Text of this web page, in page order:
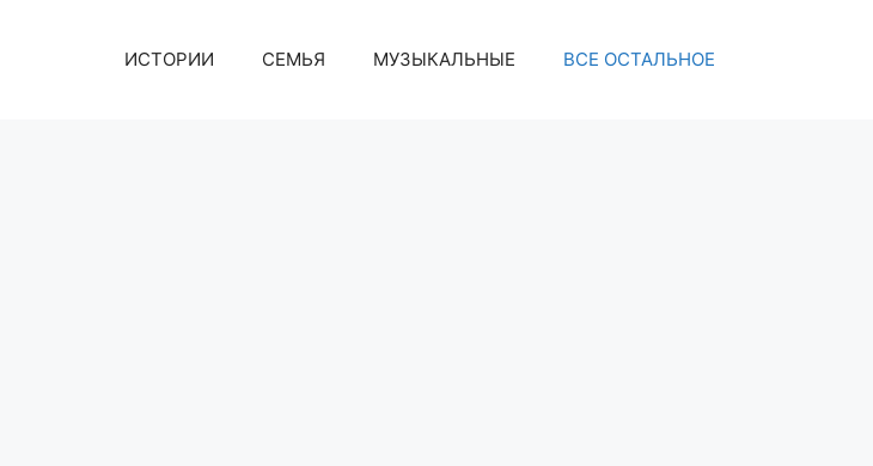
ИСТОРИИ СЕМЬЯ МУЗЫКАЛЬНЫЕ ВСЕ ОСТАЛЬНОЕ